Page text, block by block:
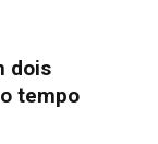
dois
tempo